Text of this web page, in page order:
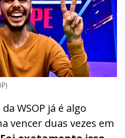
WSOP já é algo
vencer duas vezes em